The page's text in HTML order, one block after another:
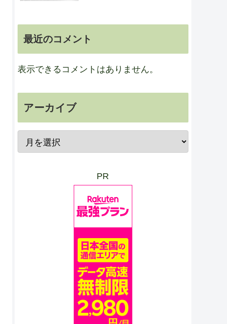
最近のコメント
表示できるコメントはありません。
アーカイブ
PR